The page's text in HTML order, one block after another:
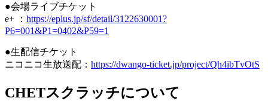
●会場ライブチケット
e+ ： https://eplus.jp/sf/detail/3122630001?
P6=001&P1=0402&P59=1
●生配信チケット
ニコニコ生放送配： https://dwango-ticket.jp/project/Qh4ibTvOtS
CHETスクラッチについて